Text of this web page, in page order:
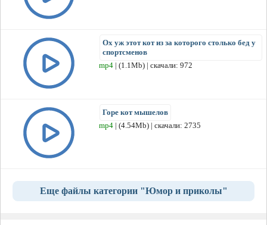
Ох уж этот кот из за которого столько бед у
спортсменов
mp4 | (1.1Mb) | скачали: 972
Горе кот мышелов
mp4 | (4.54Mb) | скачали: 2735
Еще файлы категории "Юмор и приколы"